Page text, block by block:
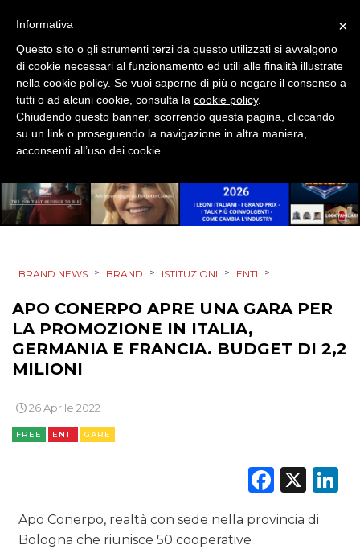
PRODOTTI
PUNTI VENDITA
CSR
EDITORIA
ESTERNA
RADIO / AUDIO
TV
BRAND NEWS > BRAND > ISTITUZIONI > ENTI >
APO CONERPO APRE UNA GARA PER
LA PROMOZIONE IN ITALIA,
GERMANIA E FRANCIA. BUDGET DI 2,2
MILIONI
26 Aprile 2022
FREE ENTI GARE
X
Apo Conerpo, realtà con sede nella provincia di
Bologna che riunisce 50 cooperative
×
Informativa
Questo sito o gli strumenti terzi da questo utilizzati si avvalgono
di cookie necessari al funzionamento ed utili alle finalità illustrate
nella cookie policy. Se vuoi saperne di più o negare il consenso a
tutti o ad alcuni cookie, consulta la cookie policy.
Chiudendo questo banner, scorrendo questa pagina, cliccando
su un link o proseguendo la navigazione in altra maniera,
acconsenti all’uso dei cookie.